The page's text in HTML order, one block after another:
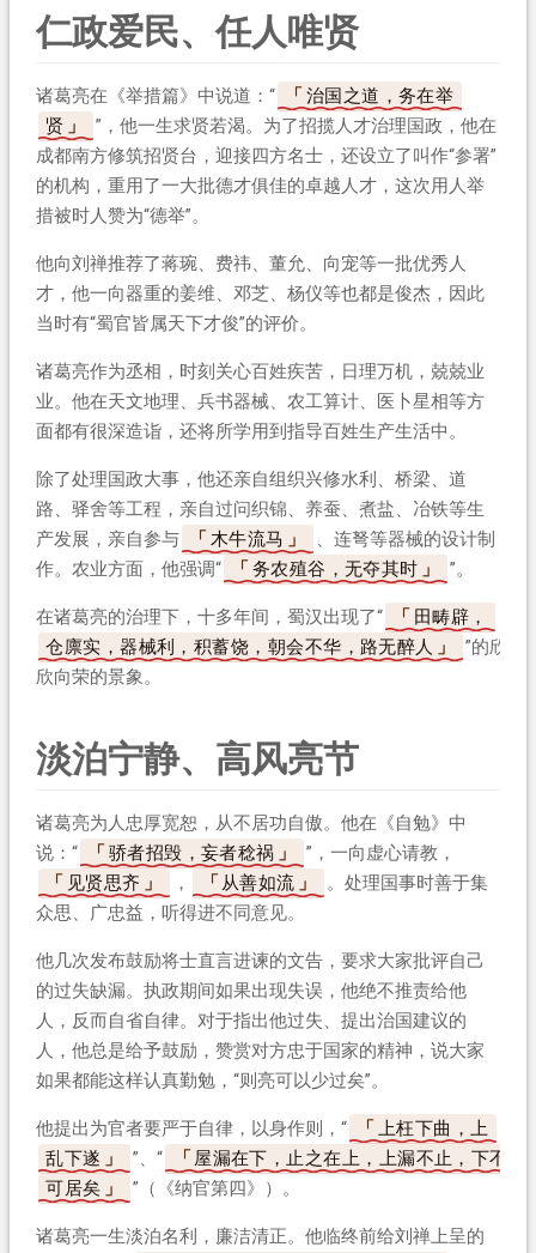
仁政爱民、任人唯贤
诸葛亮在《举措篇》中说道：“
治国之道，务在举
贤
”，他一生求贤若渴。为了招揽人才治理国政，他在
成都南方修筑招贤台，迎接四方名士，还设立了叫作“参署”
的机构，重用了一大批德才俱佳的卓越人才，这次用人举
措被时人赞为“德举”。
他向刘禅推荐了蒋琬、费祎、董允、向宠等一批优秀人
才，他一向器重的姜维、邓芝、杨仪等也都是俊杰，因此
当时有“蜀官皆属天下才俊”的评价。
诸葛亮作为丞相，时刻关心百姓疾苦，日理万机，兢兢业
业。他在天文地理、兵书器械、农工算计、医卜星相等方
面都有很深造诣，还将所学用到指导百姓生产生活中。
除了处理国政大事，他还亲自组织兴修水利、桥梁、道
路、驿舍等工程，亲自过问织锦、养蚕、煮盐、冶铁等生
产发展，亲自参与
木牛流马
、连弩等器械的设计制
作。农业方面，他强调“
务农殖谷，无夺其时 ”。
在诸葛亮的治理下，十多年间，蜀汉出现了“
田畴辟，
仓廪实，器械利，积蓄饶，朝会不华，路无醉人
”的欣
欣向荣的景象。
淡泊宁静、高风亮节
诸葛亮为人忠厚宽恕，从不居功自傲。他在《自勉》中
说：“
骄者招毁，妄者稔祸
”，一向虚心请教，
见贤思齐
， 从善如流
。处理国事时善于集
众思、广忠益，听得进不同意见。
他几次发布鼓励将士直言进谏的文告，要求大家批评自己
的过失缺漏。执政期间如果出现失误，他绝不推责给他
人，反而自省自律。对于指出他过失、提出治国建议的
人，他总是给予鼓励，赞赏对方忠于国家的精神，说大家
如果都能这样认真勤勉，“则亮可以少过矣”。
他提出为官者要严于自律，以身作则，“
上枉下曲，上
乱下遂
”、“
屋漏在下，止之在上，上漏不止，下不
可居矣
”（《纳官第四》）。
诸葛亮一生淡泊名利，廉洁清正。他临终前给刘禅上呈的